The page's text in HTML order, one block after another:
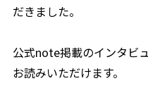
だきました。
公式note掲載のインタビ
お読みいただけます。